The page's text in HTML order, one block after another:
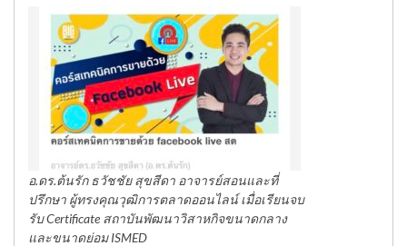
อ.ดร.ต้นรัก ธวัชชัย สุขสีดา อาจารย์สอนและที่
ปรึกษา ผู้ทรงคุณวุฒิการตลาดออนไลน์ เมื่อเรียนจบ
รับ Certificate สถาบันพัฒนาวิสาหกิจขนาดกลาง
และขนาดย่อม ISMED